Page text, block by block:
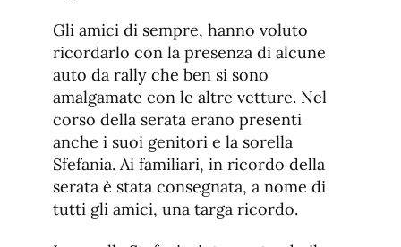
Gli amici di sempre, hanno voluto
ricordarlo con la presenza di alcune
auto da rally che ben si sono
amalgamate con le altre vetture. Nel
corso della serata erano presenti
anche i suoi genitori e la sorella
Sfefania. Ai familiari, in ricordo della
serata è stata consegnata, a nome di
tutti gli amici, una targa ricordo.